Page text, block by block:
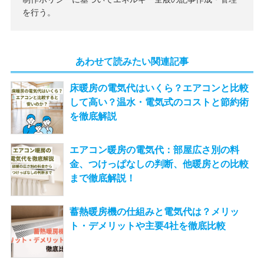
を行う。
あわせて読みたい関連記事
床暖房の電気代はいくら？エアコンと比較
して高い？温水・電気式のコストと節約術
を徹底解説
エアコン暖房の電気代：部屋広さ別の料
金、つけっぱなしの判断、他暖房との比較
まで徹底解説！
蓄熱暖房機の仕組みと電気代は？メリッ
ト・デメリットや主要4社を徹底比較